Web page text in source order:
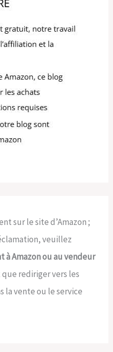
sur le site d’Amazon ;
veuillez
à Amazon ou au vendeur
rediriger vers les
la vente ou le service